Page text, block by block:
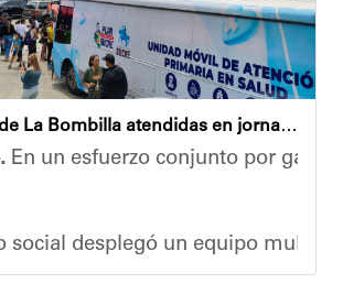
200 familias de La Bombilla atendidas en jornada integral
En un esfuerzo conjunto por
social desplegó un equipo